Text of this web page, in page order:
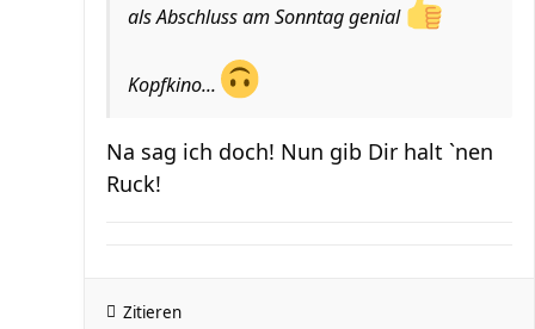
als Abschluss am Sonntag genial
Kopfkino...
Na sag ich doch! Nun gib Dir halt `nen
Ruck!
Zitieren